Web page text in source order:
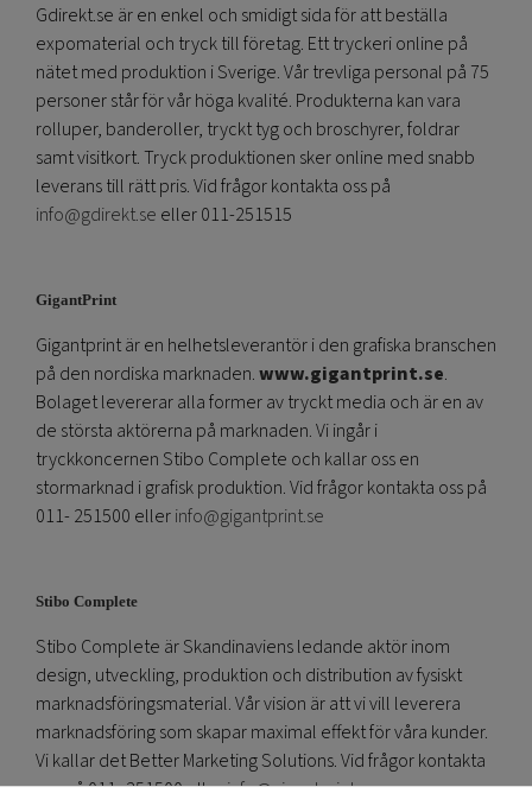
Gdirekt.se är en enkel och smidigt sida för att beställa
expomaterial och tryck till företag. Ett tryckeri online på
nätet med produktion i Sverige. Vår trevliga personal på 75
personer står för vår höga kvalité. Produkterna kan vara
rolluper, banderoller, tryckt tyg och broschyrer, foldrar
samt visitkort. Tryck produktionen sker online med snabb
leverans till rätt pris. Vid frågor kontakta oss på
info@gdirekt.se eller 011-251515
GigantPrint
Gigantprint är en helhetsleverantör i den grafiska branschen
på den nordiska marknaden.www.gigantprint.se.
Bolaget levererar alla former av tryckt media och är en av
de största aktörerna på marknaden. Vi ingår i
tryckkoncernen Stibo Complete och kallar oss en
stormarknad i grafisk produktion. Vid frågor kontakta oss på
011- 251500 ellerinfo@gigantprint.se
Stibo Complete
Stibo Complete är Skandinaviens ledande aktör inom
design, utveckling, produktion och distribution av fysiskt
marknadsföringsmaterial. Vår vision är att vi vill leverera
marknadsföring som skapar maximal effekt för våra kunder.
Vi kallar det Better Marketing Solutions. Vid frågor kontakta
oss på 011- 251500 ellerinfo@gigantprint.se